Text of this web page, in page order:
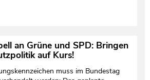
an Grüne und SPD: Bringen
auf Kurs!
muss im Bundestag